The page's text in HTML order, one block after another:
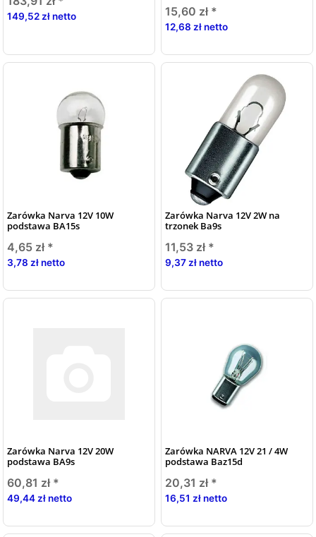
149,52 zł netto 15,60 zł *
12,68 zł netto
Zarówka Narva 12V 10W
podstawa BA15s
4,65 zł *
3,78 zł netto
Zarówka Narva 12V 2W na
trzonek Ba9s
11,53 zł *
9,37 zł netto
Zarówka Narva 12V 20W
podstawa BA9s
60,81 zł *
49,44 zł netto
Zarówka NARVA 12V 21 / 4W
podstawa Baz15d
20,31 zł *
16,51 zł netto